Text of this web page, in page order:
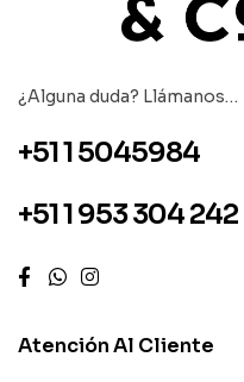
¿Alguna duda? Llámanos…
+51 1 5045984
+51 1 953 304 242
Atención Al Cliente